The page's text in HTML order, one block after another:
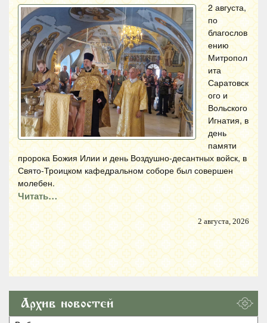
2 августа,
по
благослов
ению
Митропол
ита
Саратовск
ого и
Вольского
Игнатия, в
день
памяти
пророка Божия Илии и день Воздушно-десантных войск, в
Свято-Троицком кафедральном соборе был совершен
молебен.
Читать…
2 августа, 2026
Архив новостей